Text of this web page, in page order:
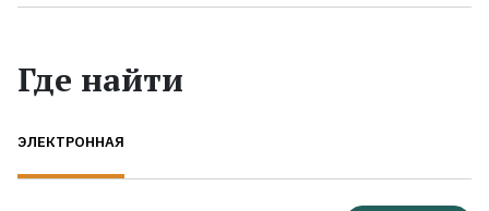
Где найти
ЭЛЕКТРОННАЯ